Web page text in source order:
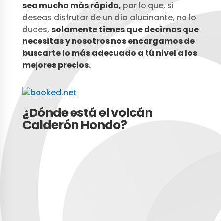
sea mucho más rápido, por lo que, si
deseas disfrutar de un día alucinante, no lo
dudes, solamente tienes que decirnos que
necesitas y nosotros nos encargamos de
buscarte lo más adecuado a tú nivel alos
mejores precios.
¿Dónde está el volcán
Calderón Hondo?